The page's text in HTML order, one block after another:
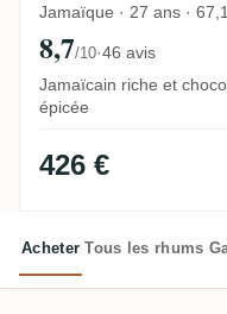
Jamaïque · 27 ans ·
8,7/10·46 avis
Jamaïcain riche et
épicée
426 €
Acheter Tous les rhums